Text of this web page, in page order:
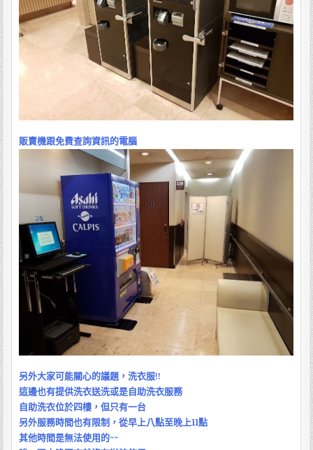
販賣機跟免費查詢資訊的電腦
另外大家可能關心的議題，洗衣服!!
這邊也有提供洗衣送洗或是自助洗衣服務
自助洗衣位於四樓，但只有一台
另外服務時間也有限制，從早上八點至晚上11點
其他時間是無法使用的~~